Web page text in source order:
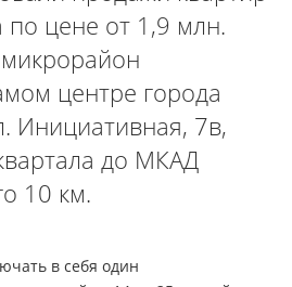
по цене от 1,9 млн.
центре города
Инициативная, 7в,
до МКАД
10 км.
в себя один